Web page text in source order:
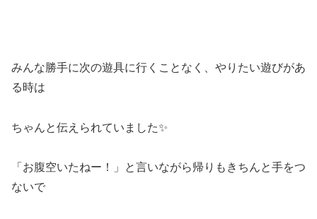
みんな勝手に次の遊具に行くことなく、やりたい遊びがあ
る時は
ちゃんと伝えられていました✨
「お腹空いたねー！」と言いながら帰りもきちんと手をつ
ないで